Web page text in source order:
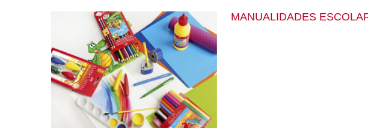
MANUALIDADES